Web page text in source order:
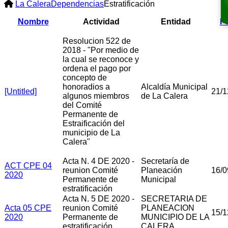
La CaleraDependenciasEstratificación
Nombre Actividad Entidad
[Untitled]
Resolucion 522 de
2018 - "Por medio de
la cual se reconoce y
ordena el pago por
concepto de
honoradios a
algunos miembros
del Comité
Permanente de
Estraificación del
municipio de La
Calera"
Alcaldía Municipal
de La Calera
21/
ACT CPE 04
2020
Acta N. 4 DE 2020 -
reunion Comité
Permanente de
estratificación
Secretaría de
Planeación
Municipal
16/
Acta 05 CPE
2020
Acta N. 5 DE 2020 -
reunion Comité
Permanente de
estratificación
SECRETARIA DE
PLANEACION
MUNICIPIO DE LA
CALERA
15/